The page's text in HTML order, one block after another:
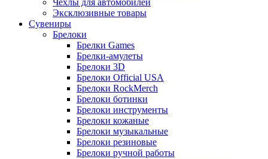
Чехлы для автомобилей
Эксклюзивные товары
Сувениры
Брелоки
Брелки Games
Брелки-амулеты
Брелоки 3D
Брелоки Official USA
Брелоки RockMerch
Брелоки ботинки
Брелоки инструменты
Брелоки кожаные
Брелоки музыкальные
Брелоки резиновые
Брелоки ручной работы